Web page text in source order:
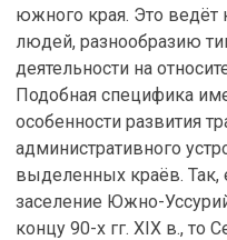
южного края. Это
людей, разнообразию
деятельности на
Подобная специфика
особенности развития
административного
выделенных краёв. Так,
заселение Южно-
концу 90-х гг. XIX в., то